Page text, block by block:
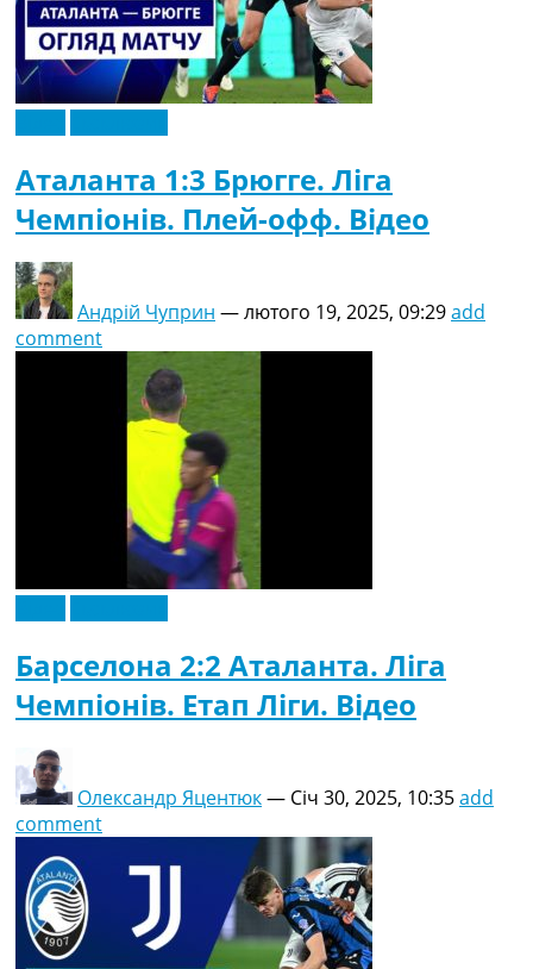
Аталанта 1:3 Брюгге. Ліга
Чемпіонів. Плей-офф. Відео
Андрій Чуприн —лютого 19, 2025, 09:29add
comment
Барселона 2:2 Аталанта. Ліга
Чемпіонів. Етап Ліги. Відео
Олександр Яцентюк— Січ 30, 2025, 10:35add
comment